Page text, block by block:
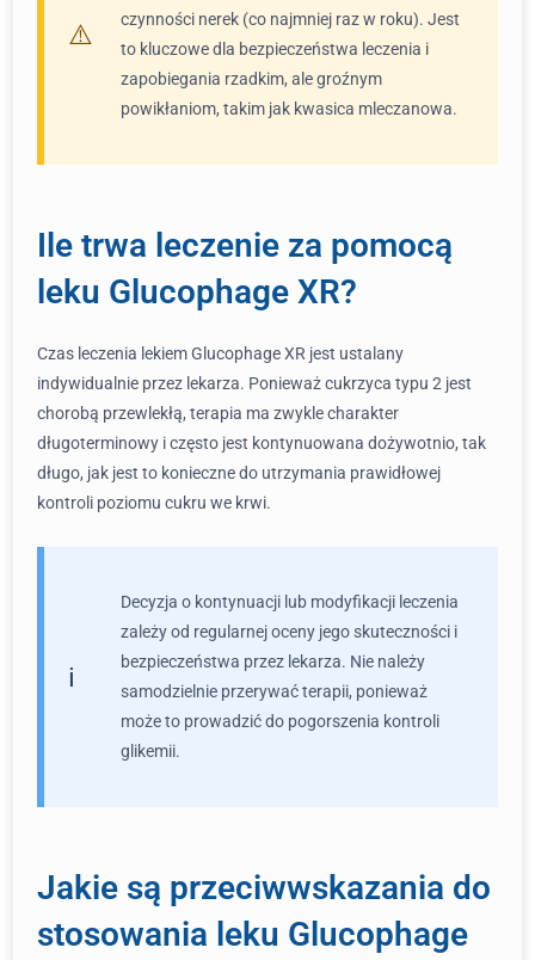
czynności nerek (co najmniej raz w roku). Jest
to kluczowe dla bezpieczeństwa leczenia i
zapobiegania rzadkim, ale groźnym
powikłaniom, takim jak kwasica mleczanowa.
Ile trwa leczenie za pomocą
leku Glucophage XR?
Czas leczenia lekiem Glucophage XR jest ustalany
indywidualnie przez lekarza. Ponieważ cukrzyca typu 2 jest
chorobą przewlekłą, terapia ma zwykle charakter
długoterminowy i często jest kontynuowana dożywotnio, tak
długo, jak jest to konieczne do utrzymania prawidłowej
kontroli poziomu cukru we krwi.
Decyzja o kontynuacji lub modyfikacji leczenia
zależy od regularnej oceny jego skuteczności i
bezpieczeństwa przez lekarza. Nie należy
samodzielnie przerywać terapii, ponieważ
może to prowadzić do pogorszenia kontroli
glikemii.
Jakie są przeciwwskazania do
stosowania leku Glucophage